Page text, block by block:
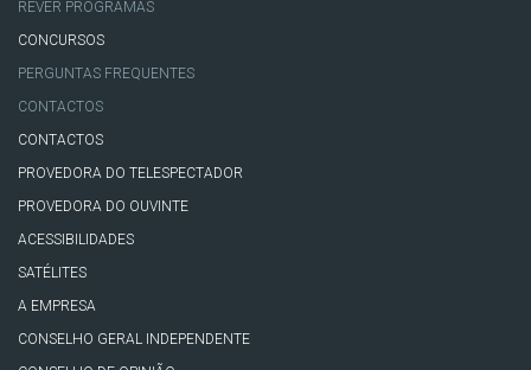
REVER PROGRAMAS
CONCURSOS
PERGUNTAS FREQUENTES
CONTACTOS
CONTACTOS
PROVEDORA DO TELESPECTADOR
PROVEDORA DO OUVINTE
ACESSIBILIDADES
SATÉLITES
A EMPRESA
CONSELHO GERAL INDEPENDENTE